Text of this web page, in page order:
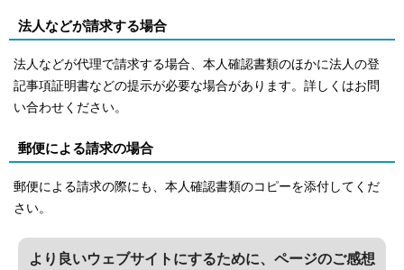
法人などが請求する場合
法人などが代理で請求する場合、本人確認書類のほかに法人の登
記事項証明書などの提示が必要な場合があります。詳しくはお問
い合わせください。
郵便による請求の場合
郵便による請求の際にも、本人確認書類のコピーを添付してくだ
さい。
より良いウェブサイトにするために、ページのご感想